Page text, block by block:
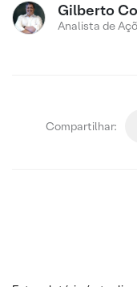
Gilberto
Analista de
Compartilhar: